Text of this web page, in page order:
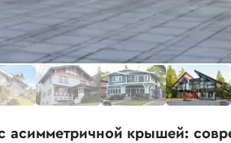
асимметричной крышей: